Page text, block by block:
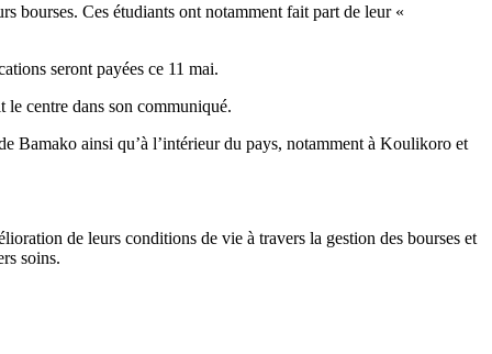
bourses. Ces étudiants ont notamment fait part de leur «
seront payées ce 11 mai.
le centre dans son communiqué.
Bamako ainsi qu’à l’intérieur du pays, notamment à Koulikoro et
de leurs conditions de vie à travers la gestion des bourses et
soins.